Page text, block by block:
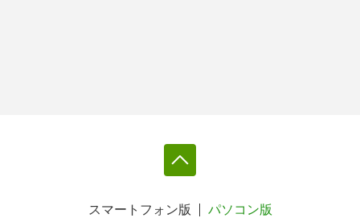
スマートフォン版 パソコン版